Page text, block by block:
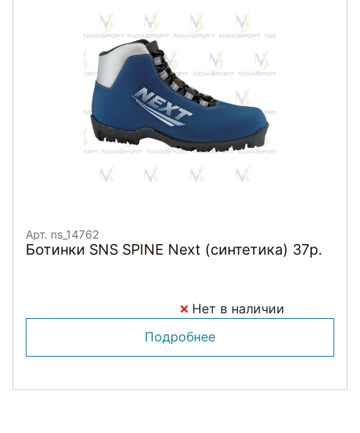
Арт. ns_14762
Ботинки SNS SPINE Next (синтетика) 37р.
Нет в наличии
Подробнее